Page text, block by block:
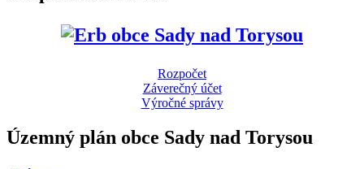
Rozpočet
Záverečný účet
Výročné správy
Územný plán obce Sady nad Torysou